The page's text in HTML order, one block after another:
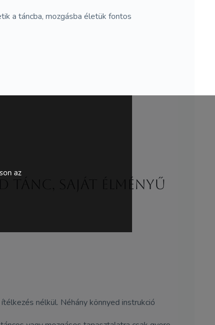
a táncba, mozgásba életük fontos
tánc, saját élményű
nélkül. Néhány könnyed instrukció
az